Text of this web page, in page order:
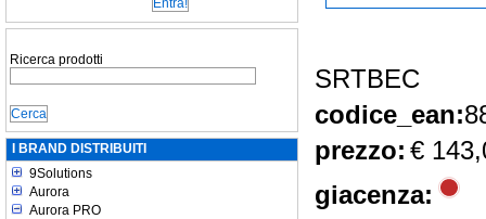
Ricerca prodotti
I BRAND DISTRIBUITI
9Solutions
Aurora
Aurora PRO
SRTBEC
codice_ean:
prezzo: €
giacenza: